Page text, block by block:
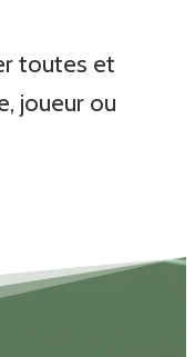
toutes et
joueur ou